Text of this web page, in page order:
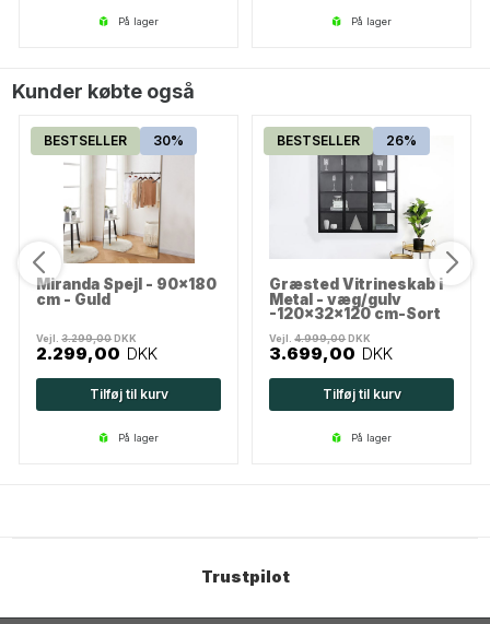
på lager på lager
Kunder købte også
BESTSELLER 30%
Miranda Spejl - 90x180
cm - Guld
Vejl.3.299,00DKK
2.299,00 DKK
Tilføj til kurv
på lager
BESTSELLER 26%
Græsted Vitrineskab i
Metal - væg/gulv
-120x32x120 cm-Sort
Vejl.4.999,00DKK
3.699,00 DKK
Tilføj til kurv
på lager
Trustpilot